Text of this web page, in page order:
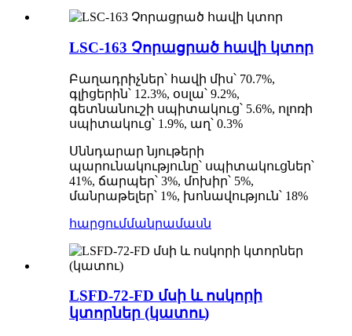
LSC-163 Չորացրած հավի կտոր
Բաղադրիչներ՝ հավի միս՝ 70.7%,
գլիցերին՝ 12.3%, օսլա՝ 9.2%,
գետնանուշի սպիտակուց՝ 5.6%, ոլոռի
սպիտակուց՝ 1.9%, աղ՝ 0.3%
Սննդարար նյութերի
պարունակությունը՝ սպիտակուցներ՝
41%, ճարպեր՝ 3%, մոխիր՝ 5%,
մանրաթելեր՝ 1%, խոնավություն՝ 18%
հարցումմանրամասն
LSFD-72-FD մսի և ոսկորի
կտորներ (կատու)